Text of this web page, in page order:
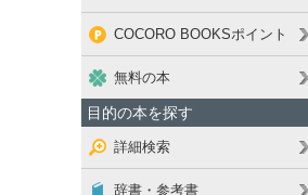
COCORO BOOKSポイント
無料の本
目的の本を探す
詳細検索
辞書・参考書